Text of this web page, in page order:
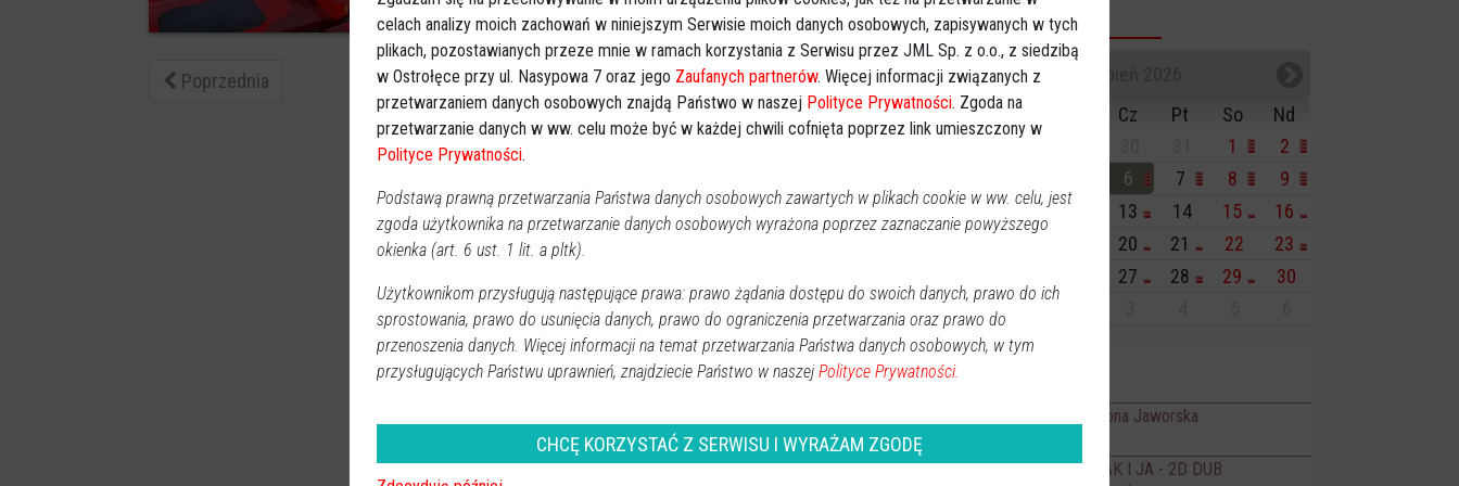
3
Poprzednia Następna
Kalendarz imprez
Pn
Wt Cz Pt So
Nd
1
2
6 7 8
9
10
11 12 13 14 15
16
20 21 22
23
27 28 29
30
31
Dzisiaj:
Art-Czwartek Ilona Jaworska
FLEAK. FUTRZAK I JA - 2D DUB
celach analizy moich zachowań w niniejszym Serwisie moich danych osobowych, zapisywanych w tych
plikach, pozostawianych przeze mnie w ramach korzystania z Serwisu przez JML Sp. z o.o., z siedzibą
w Ostrołęce przy ul. Nasypowa 7 oraz jego Zaufanych partnerów. Więcej informacji związanych z
przetwarzaniem danych osobowych znajdą Państwo w naszej Polityce Prywatności. Zgoda na
przetwarzanie danych w ww. celu może być w każdej chwili cofnięta poprzez link umieszczony w
Polityce Prywatności.
Podstawą prawną przetwarzania Państwa danych osobowych zawartych w plikach cookie w ww. celu, jest
zgoda użytkownika na przetwarzanie danych osobowych wyrażona poprzez zaznaczanie powyższego
okienka (art. 6 ust. 1 lit. a pltk).
Użytkownikom przysługują następujące prawa: prawo żądania dostępu do swoich danych, prawo do ich
sprostowania, prawo do usunięcia danych, prawo do ograniczenia przetwarzania oraz prawo do
przenoszenia danych. Więcej informacji na temat przetwarzania Państwa danych osobowych, w tym
przysługujących Państwu uprawnień, znajdziecie Państwo w naszej Polityce Prywatności.
CHCĘ KORZYSTAĆ Z SERWISU I WYRAŻAM ZGODĘ